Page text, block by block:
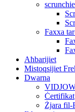
Faxxa
Aħbarijiet
Mistoqsijiet
Dwarna
Ċertifikat
Żjara fil-